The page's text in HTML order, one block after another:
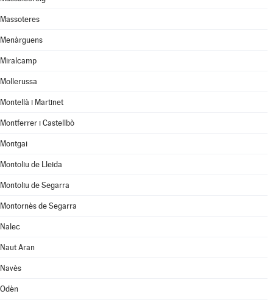
Massoteres
Menàrguens
Miralcamp
Mollerussa
Montellà i Martinet
Montferrer i Castellbò
Montgai
Montoliu de Lleida
Montoliu de Segarra
Montornès de Segarra
Nalec
Naut Aran
Navès
Odèn